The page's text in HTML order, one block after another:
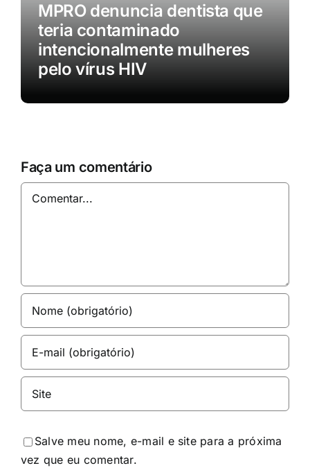
MPRO denuncia dentista que
teria contaminado
intencionalmente mulheres
pelo vírus HIV
Faça um comentário
Comentar
Salve meu nome, e-mail e site para a próxima
vez que eu comentar.